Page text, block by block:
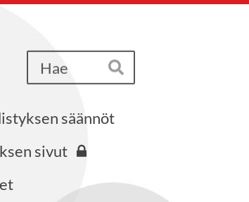
Hae
säännöt
sivut